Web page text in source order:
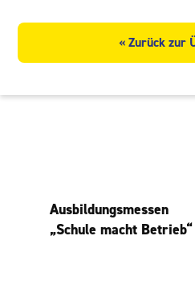
« Zurück zur
Ausbildungsmessen
„Schule macht Betrieb“